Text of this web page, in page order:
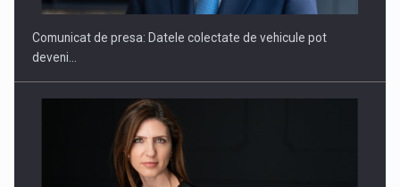
Comunicat de presa: Datele colectate de vehicule pot
deveni…